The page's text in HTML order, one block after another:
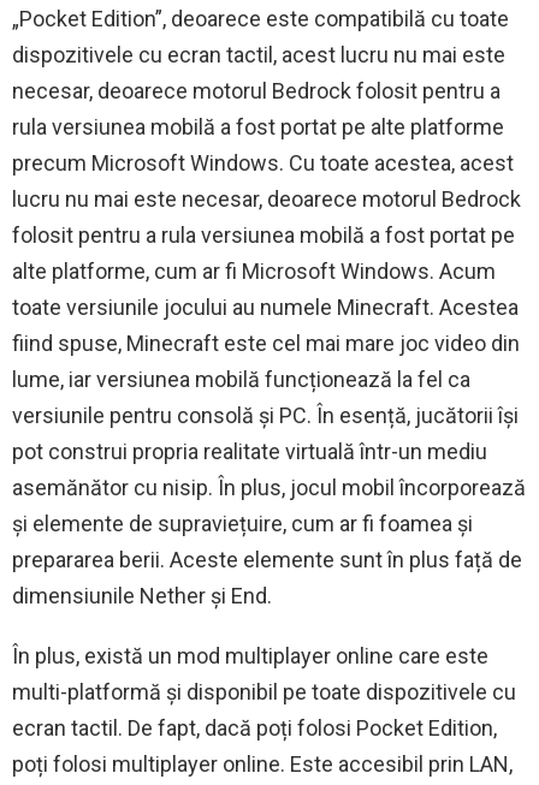
„Pocket Edition”, deoarece este compatibilă cu toate
dispozitivele cu ecran tactil, acest lucru nu mai este
necesar, deoarece motorul Bedrock folosit pentru a
rula versiunea mobilă a fost portat pe alte platforme
precum Microsoft Windows. Cu toate acestea, acest
lucru nu mai este necesar, deoarece motorul Bedrock
folosit pentru a rula versiunea mobilă a fost portat pe
alte platforme, cum ar fi Microsoft Windows. Acum
toate versiunile jocului au numele Minecraft. Acestea
fiind spuse, Minecraft este cel mai mare joc video din
lume, iar versiunea mobilă funcționează la fel ca
versiunile pentru consolă și PC. În esență, jucătorii își
pot construi propria realitate virtuală într-un mediu
asemănător cu nisip. În plus, jocul mobil încorporează
și elemente de supraviețuire, cum ar fi foamea și
prepararea berii. Aceste elemente sunt în plus față de
dimensiunile Nether și End.
În plus, există un mod multiplayer online care este
multi-platformă și disponibil pe toate dispozitivele cu
ecran tactil. De fapt, dacă poți folosi Pocket Edition,
poți folosi multiplayer online. Este accesibil prin LAN,